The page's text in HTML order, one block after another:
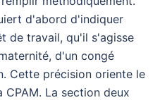
d'abord d'indiquer
de travail, qu'il s'agisse
d'un congé
Cette précision oriente le
La section deux